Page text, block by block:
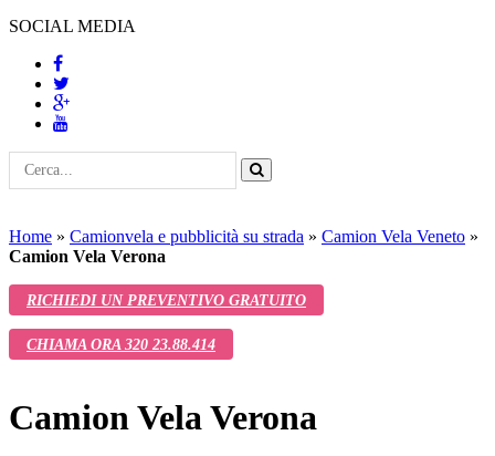
SOCIAL MEDIA
Home » Camionvela e pubblicità su strada » Camion Vela Veneto »
Camion Vela Verona
RICHIEDI UN PREVENTIVO GRATUITO
CHIAMA ORA 320 23.88.414
Camion Vela Verona